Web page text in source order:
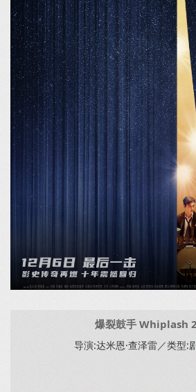
爆裂鼓手 Whiplash
导演:达米恩·查泽雷／类型: